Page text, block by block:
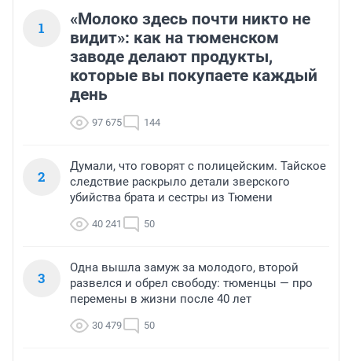
1
«Молоко здесь почти никто не
видит»: как на тюменском
заводе делают продукты,
которые вы покупаете каждый
день
97 675 144
2
Думали, что говорят с полицейским. Тайское
следствие раскрыло детали зверского
убийства брата и сестры из Тюмени
40 241 50
3
Одна вышла замуж за молодого, второй
развелся и обрел свободу: тюменцы — про
перемены в жизни после 40 лет
30 479 50